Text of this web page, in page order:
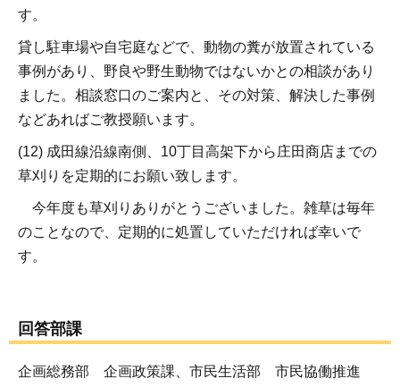
す。
貸し駐車場や自宅庭などで、動物の糞が放置されている
事例があり、野良や野生動物ではないかとの相談があり
ました。相談窓口のご案内と、その対策、解決した事例
などあればご教授願います。
(12) 成田線沿線南側、10丁目高架下から庄田商店までの
草刈りを定期的にお願い致します。
今年度も草刈りありがとうございました。雑草は毎年
のことなので、定期的に処置していただければ幸いで
す。
回答部課
企画総務部 企画政策課、市民生活部 市民協働推進